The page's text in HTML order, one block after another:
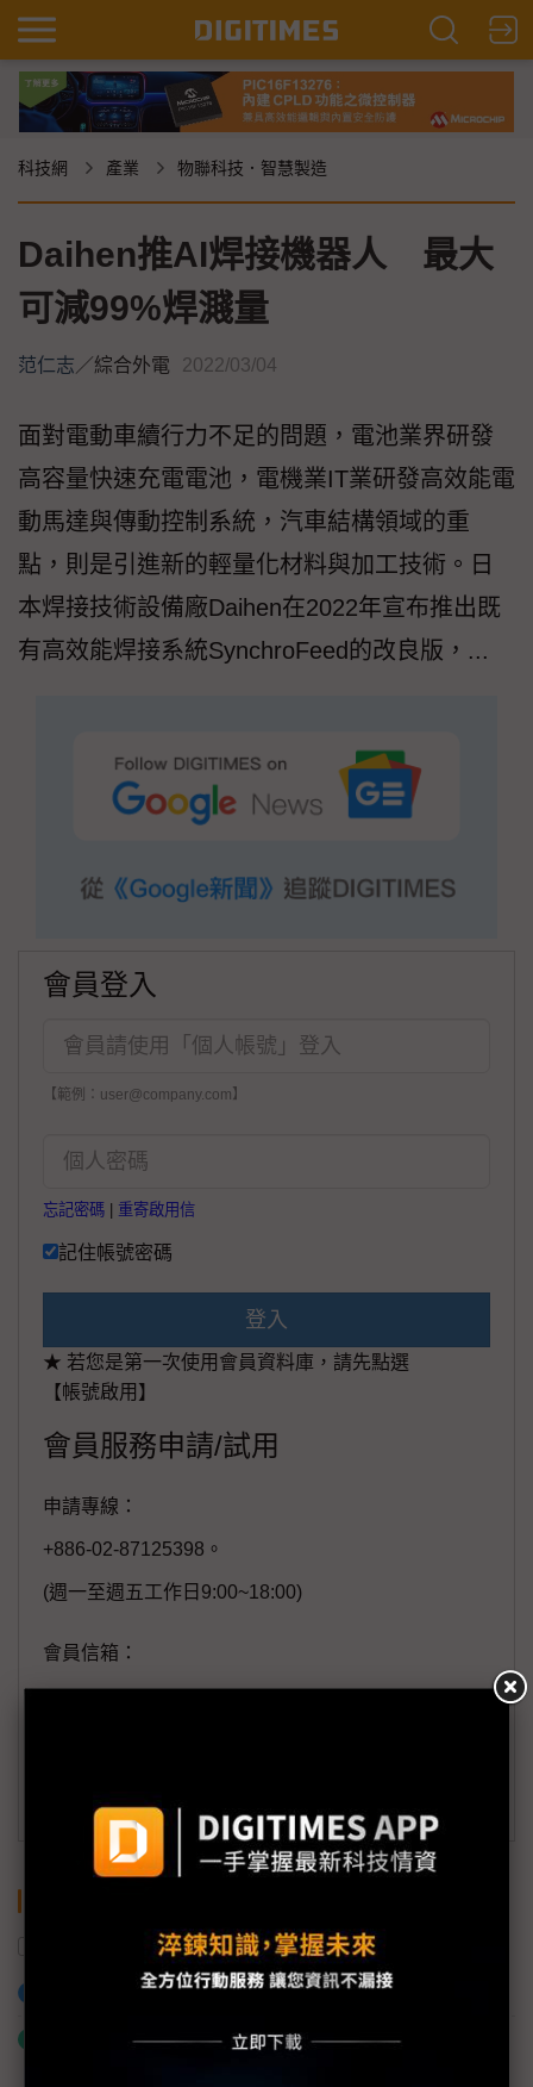
科技網 產業 物聯科技．智慧製造
Daihen推AI焊接機器人 最大
可減99%焊濺量
范仁志／綜合外電 2022/03/04
面對電動車續行力不足的問題，電池業界研發
高容量快速充電電池，電機業IT業研發高效能電
動馬達與傳動控制系統，汽車結構領域的重
點，則是引進新的輕量化材料與加工技術。日
本焊接技術設備廠Daihen在2022年宣布推出既
有高效能焊接系統SynchroFeed的改良版，...
會員登入
【範例：user@company.com】
忘記密碼 重寄啟用信
記住帳號密碼
登入
★ 若您是第一次使用會員資料庫，請先點選
【帳號啟用】
會員服務申請/試用
申請專線：
+886-02-87125398。
(週一至週五工作日9:00~18:00)
會員信箱：
member@digitimes.com
訂閱DIGITIMES 行動版
控制系統 機器人
加入已選取到「關鍵字追蹤」
什麼是「關鍵字追蹤」